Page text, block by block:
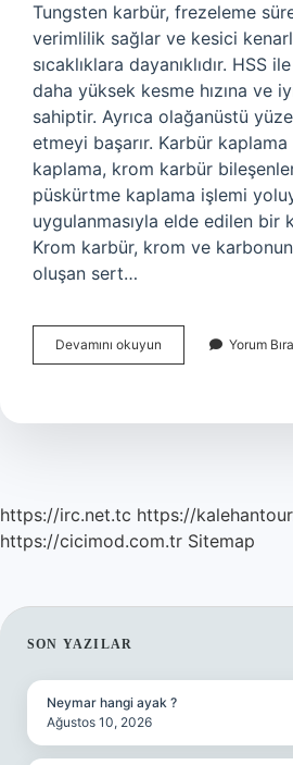
Tungsten karbür, frezeleme
verimlilik sağlar ve kesici
sıcaklıklara dayanıklıdır. HSS
daha yüksek kesme hızına ve
sahiptir. Ayrıca olağanüstü
etmeyi başarır. Karbür
kaplama, krom karbür
püskürtme kaplama işlemi
uygulanmasıyla elde edilen bir
Krom karbür, krom ve
oluşan sert…
Devamını okuyun
Karbür
Yorum
https://irc.net.tc https://
https://cicimod.com.tr Sitemap
SIDEBAR
SON YAZILAR
Neymar hangi ayak ?
Ağustos 10, 2026